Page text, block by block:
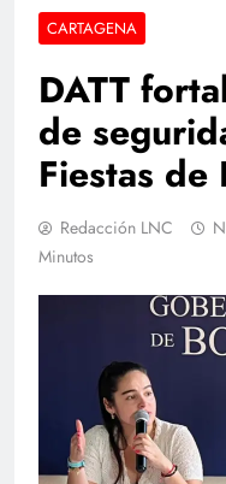
CARTAGENA
DATT
de
Fiestas
Redacción LNC
Minutos